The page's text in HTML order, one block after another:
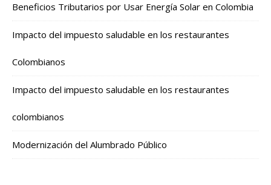
Beneficios Tributarios por Usar Energía Solar en Colombia
Impacto del impuesto saludable en los restaurantes
Colombianos
Impacto del impuesto saludable en los restaurantes
colombianos
Modernización del Alumbrado Público